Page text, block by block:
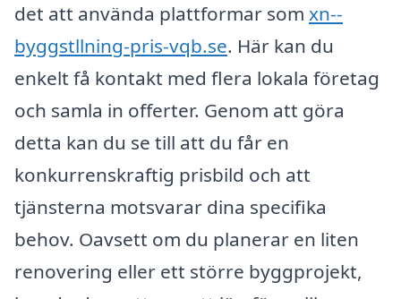
det att använda plattformar som xn--
byggstllning-pris-vqb.se. Här kan du
enkelt få kontakt med flera lokala företag
och samla in offerter. Genom att göra
detta kan du se till att du får en
konkurrenskraftig prisbild och att
tjänsterna motsvarar dina specifika
behov. Oavsett om du planerar en liten
renovering eller ett större byggprojekt,